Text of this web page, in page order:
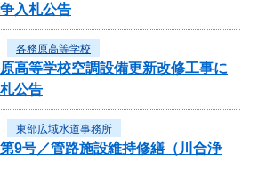
入札公告
各務原高等学校
高等学校空調設備更新改修工事に
公告
東部広域水道事務所
第9号／管路施設維持修繕（川合浄